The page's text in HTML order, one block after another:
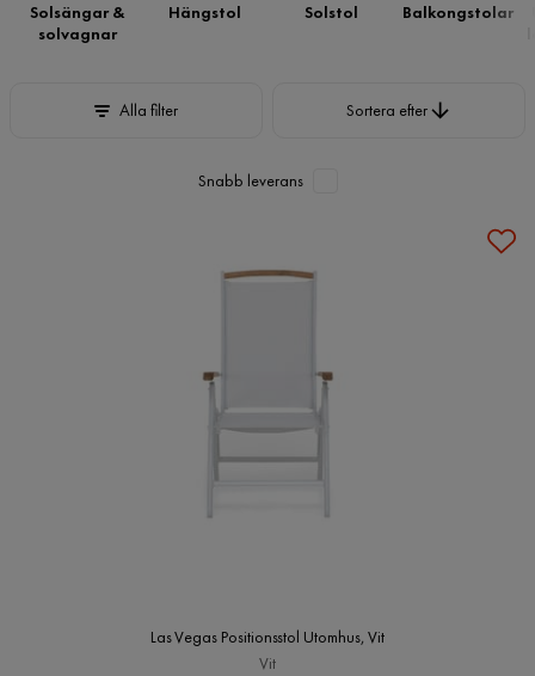
Solsängar &
solvagnar
Hängstol Solstol Balkongstolar
Alla filter Sortera efter
Snabb leverans
Las Vegas Positionsstol Utomhus, Vit
Vit